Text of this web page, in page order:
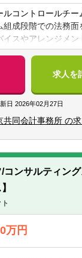
関（銀行、証券、
害保険）や資産運
産仲介等、プロパテ
、システム会社（
券化業務またはそれ
る方（実務経験の多
度の各種契約書の
イアントとのリレー
持できる方
ェッショナルとし
供し続ける探究心の
恐れず、幅広くチ
を置きたい方
ジネスの専門性を
ルコントロールチー
組成段階での法務面
イスやアレンジメン
おけるオペレーショ
。
からでも十分にキャ
ンサルタントとして
。
各種情報媒介に掲載
ッグネームのディー
社会に必要不可欠な
るという実感が持て
内容】
ファンドにつき、4
、担当します。（管
1名、管理・オペレ
務統括1名、会計税
求人を
日 2026年02月27日
共同会計事務所 の
コンサルティン
万円